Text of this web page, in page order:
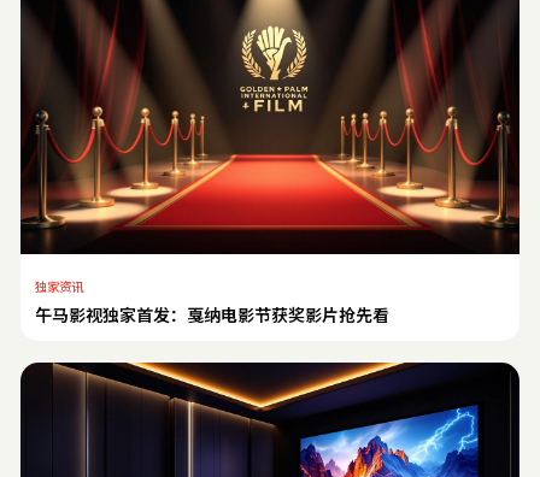
独家资讯
午马影视独家首发：戛纳电影节获奖影片抢先看